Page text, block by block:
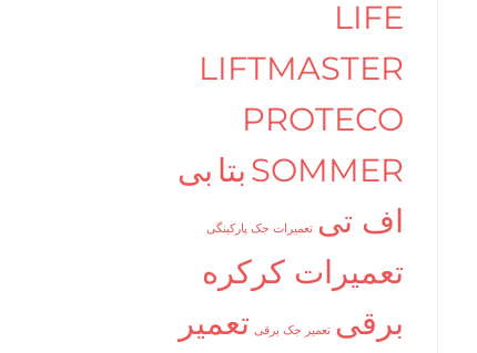
LIFE
LIFTMASTER
PROTECO
SOMMER بتا بی
اف تی تعمیرات جک پارکینگی
تعمیرات کرکره
برقی تعمیر جک برقی تعمیر